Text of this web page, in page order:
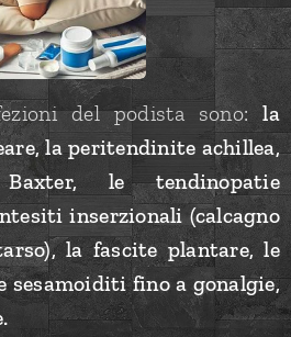
del podista sono:la
la peritendinite achillea,
le tendinopatie
inserzionali (calcagno
la fascite plantare, le
sesamoiditi fino a gonalgie,